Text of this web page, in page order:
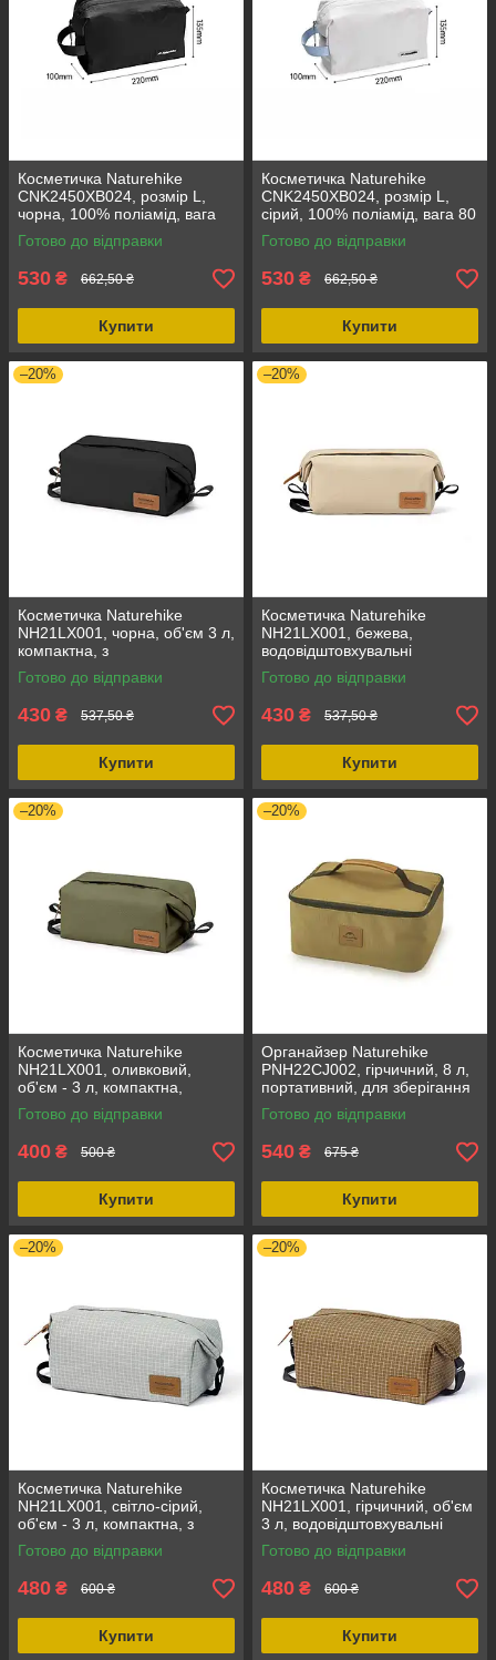
Косметичка Naturehike
CNK2450XB024, розмір L,
чорна, 100% поліамід, вага
80 г, для подорожей,
водовідштовхувальні
Готово до відправки
530 ₴ 662,50 ₴
Купити
Косметичка Naturehike
CNK2450XB024, розмір L,
сірий, 100% поліамід, вага 80
г, для подорожей,
водовідштовхувальні
Готово до відправки
530 ₴ 662,50 ₴
Купити
–20%
Косметичка Naturehike
NH21LX001, чорна, об'єм 3 л,
компактна, з
водовідштовхувальними
властивостями, вага 110 г
Готово до відправки
430 ₴ 537,50 ₴
Купити
–20%
Косметичка Naturehike
NH21LX001, бежева,
водовідштовхувальні
властивості, об'єм 3 л,
розміри 10 x 13 x 23 см
Готово до відправки
430 ₴ 537,50 ₴
Купити
–20%
Косметичка Naturehike
NH21LX001, оливковий,
об'єм - 3 л, компактна,
водовідштовхувальні
властивості, розміри - 10 x 13
Готово до відправки
400 ₴ 500 ₴
Купити
–20%
Органайзер Naturehike
PNH22CJ002, гірчичний, 8 л,
портативний, для зберігання
туристичного спорядження, 2
відділення
Готово до відправки
540 ₴ 675 ₴
Купити
–20%
Косметичка Naturehike
NH21LX001, світло-сірий,
об'єм - 3 л, компактна, з
водовідштовхувальними
властивостями, вага - 110 г
Готово до відправки
480 ₴ 600 ₴
Купити
–20%
Косметичка Naturehike
NH21LX001, гірчичний, об'єм
3 л, водовідштовхувальні
властивості, змійка YKK,
розміри 10 x 13 x 23 см
Готово до відправки
480 ₴ 600 ₴
Купити